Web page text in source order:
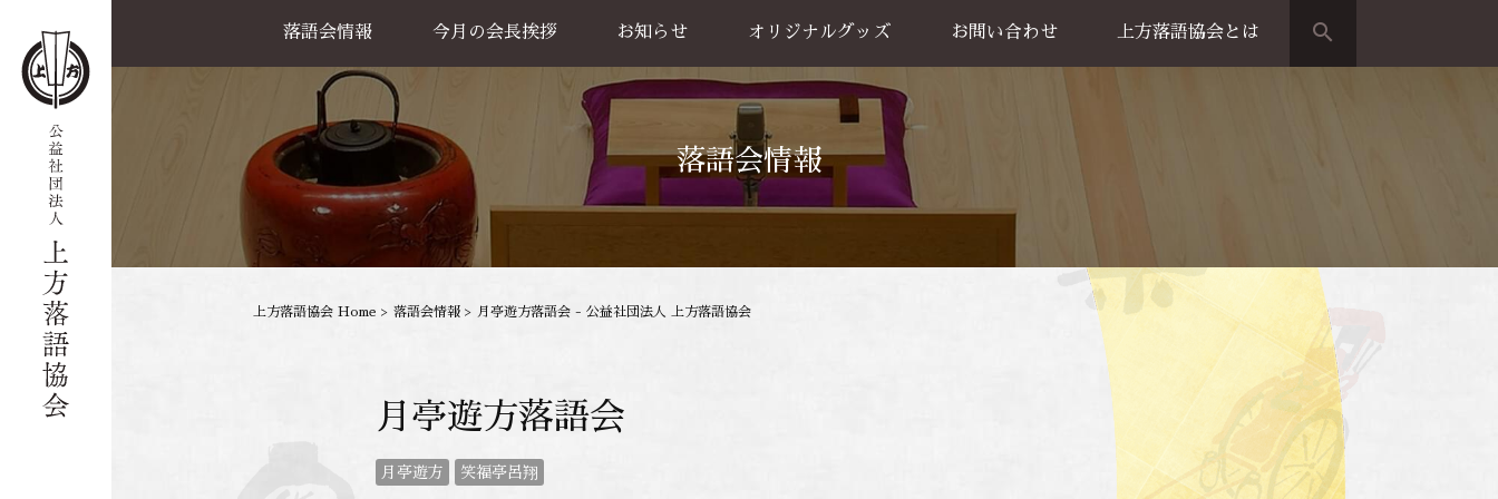
落語会情報
公演一覧
天満天神繁昌亭
喜楽館
島之内寄席
協力事業
今月の会長挨拶 お知らせ オリジナルグッズ
グッズ販売
お買い物方法
お問い合わせ 上方落語協会とは search
落語会情報
上方落語協会 Home > 落語会情報 > 月亭遊方落語会 - 公益社団法人 上方落語協会
月亭遊方落語会
月亭遊方 笑福亭呂翔